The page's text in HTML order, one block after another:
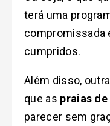
terá uma
compromissada
cumpridos.
Além disso,
que as praias
parecer sem